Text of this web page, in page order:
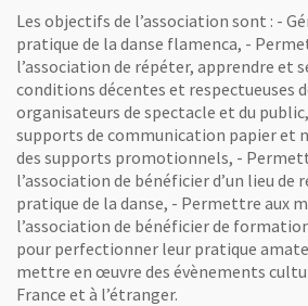
Les objectifs de l’association sont : -
pratique de la danse flamenca, -
l’association de répéter, apprendre et
conditions décentes et respectueuses
organisateurs de spectacle et du
supports de communication papier et
des supports promotionnels, -
l’association de bénéficier d’un lieu
pratique de la danse, - Permettre aux
l’association de bénéficier de
pour perfectionner leur pratique
mettre en œuvre des évènements
France et à l’étranger.